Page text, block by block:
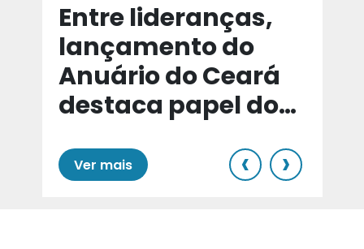
Entre lideranças,
lançamento do
Anuário do Ceará
destaca papel do
Ver mais ‹ ›